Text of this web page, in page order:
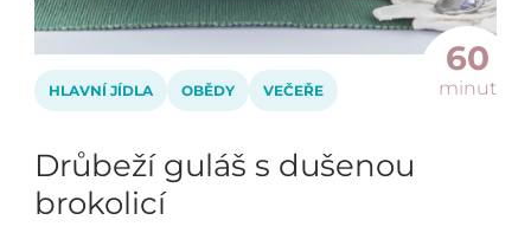
60
minut
HLAVNÍ JÍDLA OBĚDY VEČEŘE
Drůbeží guláš s dušenou
brokolicí